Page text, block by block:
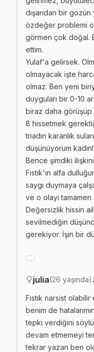
dışarıdan bir gözün
özdeğer problemi
görmen çok doğal.
ettim.
Yulaf'a gelirsek.
olmayacak işte
olmaz. Ben yeni
duyguları bir 0-10
biraz daha görüşüp
8 hissetmek
triadın karanlık
düşünüyorum
Bence şimdiki ilişkini
Fıstık'ın alfa
saygı duymaya
ve o olayı tamamen
Değersizlik hissin
sevilmediğin
gerekiyor. İşin bir
julia(26 yaşında)
Fıstık narsist olabilir
benim de
tepki verdiğini
devam etmemeyi
tekrar yazan ben